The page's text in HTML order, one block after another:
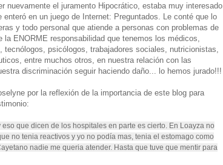
nuevamente el juramento Hipocrático, estaba muy interesado
en un juego de Internet: Preguntados. Le conté que lo
y todo personal que atiende a personas con problemas de
ENORME responsabilidad que tenemos los médicos,
psicólogos, trabajadores sociales, nutricionistas,
entre muchos otros, en nuestra relación con las
discriminación seguir haciendo daño... lo hemos jurado!!!
por la reflexión de la importancia de este blog para
que dicen de los hospitales en parte es cierto. En Loayza no
no tenia reactivos y yo no podía mas, tenia el estomago como
nadie me queria atender. Hasta que tuve que mentir para